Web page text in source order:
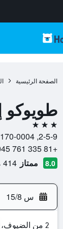
الصفحة الرئيسية
طويوكو
3 نجوم
2-5-9, Kita-Otsuka Toshima-ku, 170-0004, طوكيو, ولاية طوكيو, اليابان
+81 335 761 045
8.0 ممتاز 414 من التقييمات تم التحقق منها
س 15/8
2 من الضيوف، غرفة واحدة